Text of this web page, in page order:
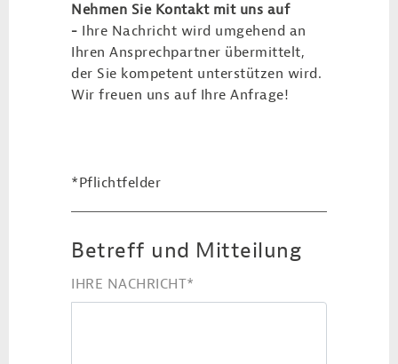
Nehmen Sie Kontakt mit uns auf
- Ihre Nachricht wird umgehend an
Ihren Ansprechpartner übermittelt,
der Sie kompetent unterstützen wird.
Wir freuen uns auf Ihre Anfrage!
*Pflichtfelder
Betreff und Mitteilung
IHRE NACHRICHT*